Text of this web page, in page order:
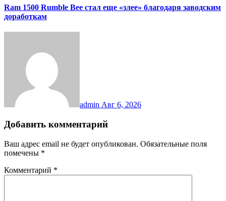
Ram 1500 Rumble Bee стал еще «злее» благодаря заводским
доработкам
admin Авг 6, 2026
Добавить комментарий
Ваш адрес email не будет опубликован. Обязательные поля
помечены *
Комментарий *